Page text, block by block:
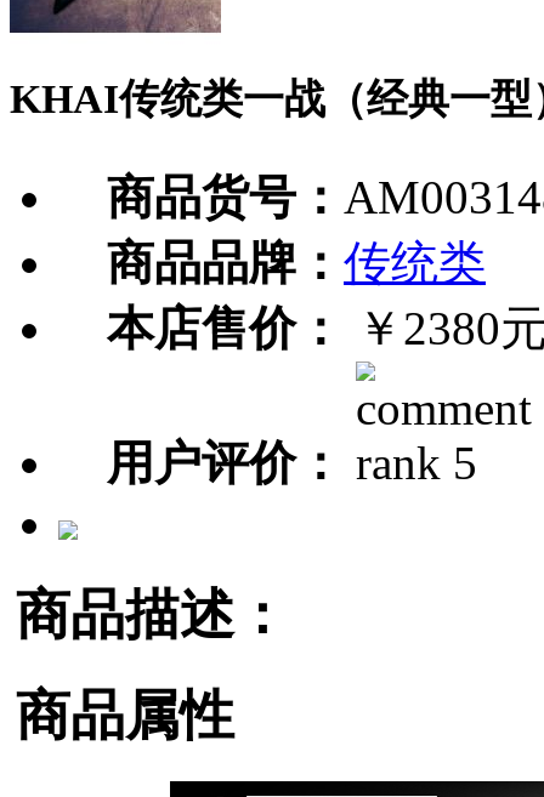
KHAI传统类一战（经典一型
商品货号：
商品品牌： 传统类
本店售价：
￥2380
用户评价：
商品描述：
商品属性